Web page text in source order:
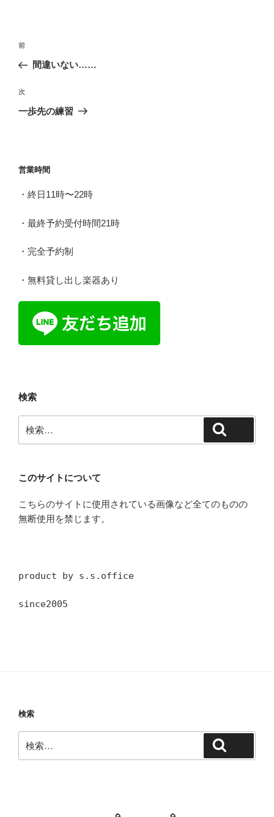
投
ナ
ビ
ゲ
ン
前
の
稿
前
間違いない……
次
次
一歩先の練習
営業時間
・終日11時〜22時
・最終予約受付時間21時
・完全予約制
・無料貸し出し楽器あり
検索
索:
このサイトについて
こちらのサイトに使用されている画像など全てのものの
無断使用を禁じます。
product by s.s.office
since2005
検索
索:
教室・レッスンの特徴 Works